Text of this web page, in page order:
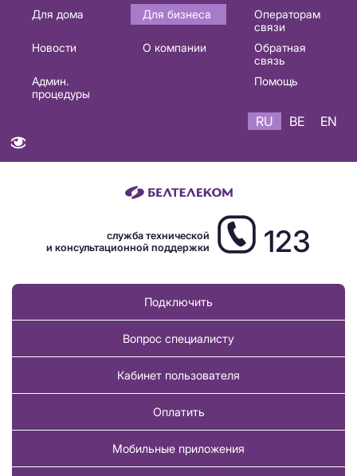
Основная
навигация
Для дома Для бизнеса
Операторам
связи
Новости
О компании
Обратная
связь
Админ.
процедуры
Помощь
RU BE EN
служба технической
и консультационной поддержки
123
Подключить
Вопрос специалисту
Кабинет пользователя
Оплатить
Мобильные приложения